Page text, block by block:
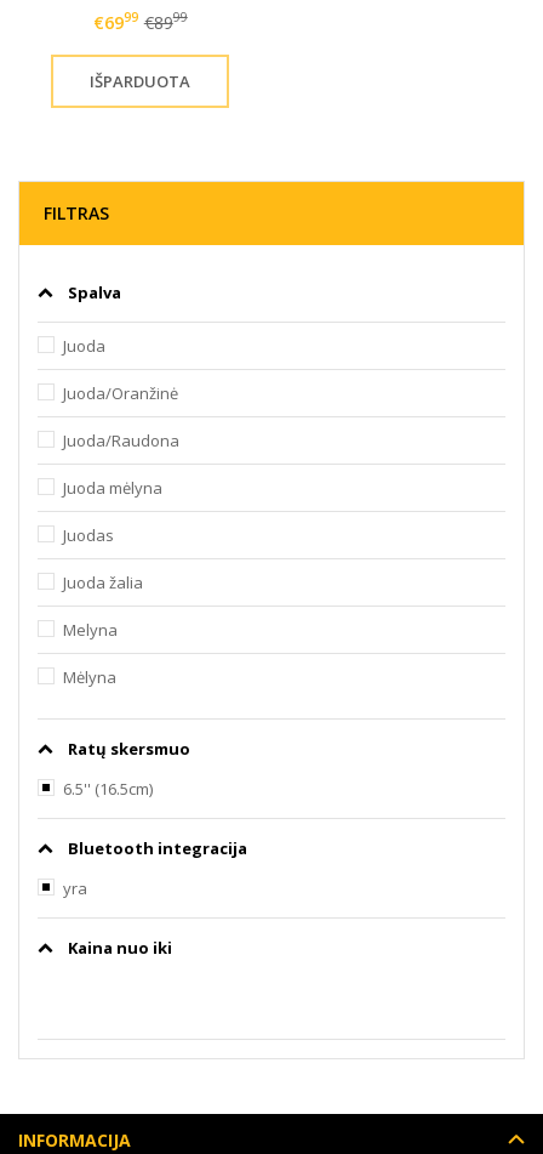
€6999 €8999
FILTRAS
Spalva
Juoda
Juoda/Oranžinė
Juoda/Raudona
Juoda mėlyna
Juodas
Juoda žalia
Melyna
Mėlyna
Ratų skersmuo
6.5'' (16.5cm)
Bluetooth integracija
yra
Kaina nuo iki
INFORMACIJA